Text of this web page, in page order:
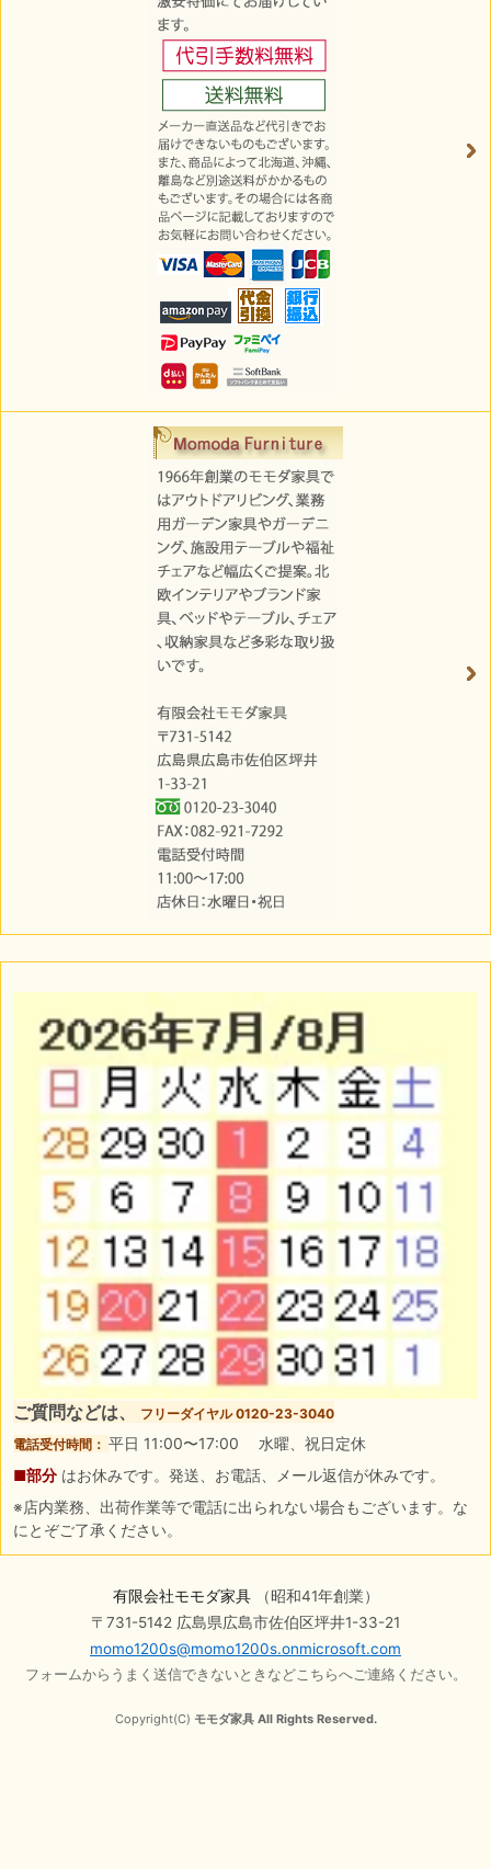
ご質問などは、
フリーダイヤル 0120-23-3040
電話受付時間： 平日 11:00〜17:00 水曜、祝日定休
■部分 はお休みです。発送、お電話、メール返信が休みです。
※店内業務、出荷作業等で電話に出られない場合もございます。な
にとぞご了承ください。
有限会社モモダ家具（昭和41年創業）
〒731-5142 広島県広島市佐伯区坪井1-33-21
momo1200s@momo1200s.onmicrosoft.com
フォームからうまく送信できないときなどこちらへご連絡ください。
Copyright(C) モモダ家具 All Rights Reserved.